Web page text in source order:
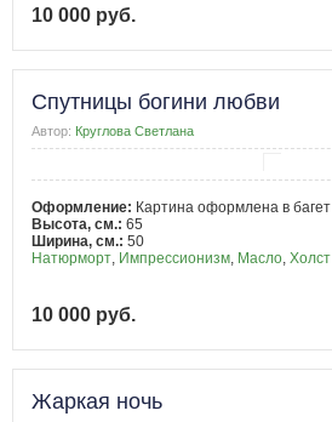
10 000 руб.
Спутницы богини любви
Автор: Круглова Светлана
Оформление: Картина оформлена в багет
Высота, см.: 65
Ширина, см.: 50
Натюрморт, Импрессионизм, Масло, Холст
10 000 руб.
Жаркая ночь